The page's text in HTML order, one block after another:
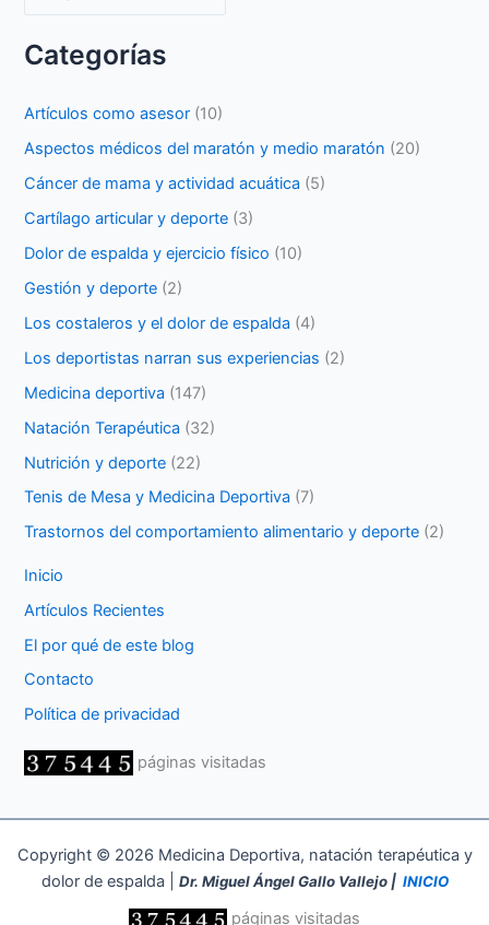
Categorías
Artículos como asesor (10)
Aspectos médicos del maratón y medio maratón (20)
Cáncer de mama y actividad acuática (5)
Cartílago articular y deporte (3)
Dolor de espalda y ejercicio físico (10)
Gestión y deporte (2)
Los costaleros y el dolor de espalda (4)
Los deportistas narran sus experiencias (2)
Medicina deportiva (147)
Natación Terapéutica (32)
Nutrición y deporte (22)
Tenis de Mesa y Medicina Deportiva (7)
Trastornos del comportamiento alimentario y deporte (2)
Inicio
Artículos Recientes
El por qué de este blog
Contacto
Política de privacidad
páginas visitadas
Copyright © 2026 Medicina Deportiva, natación terapéutica y
dolor de espalda | Dr. Miguel Ángel Gallo Vallejo | INICIO
páginas visitadas